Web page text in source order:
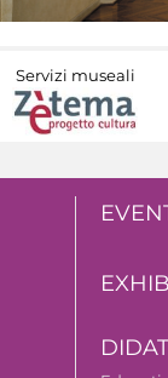
Servizi museali